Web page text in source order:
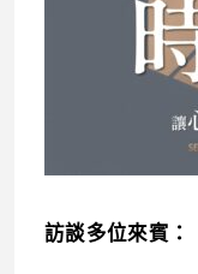
訪談多位來賓：